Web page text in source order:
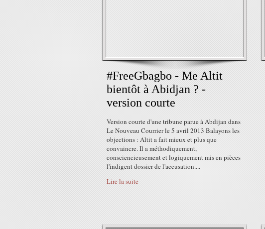
#FreeGbagbo - Me Altit
bientôt à Abidjan ? -
version courte
Version courte d'une tribune parue à Abdijan dans
Le Nouveau Courrier le 5 avril 2013 Balayons les
objections : Altit a fait mieux et plus que
convaincre. Il a méthodiquement,
consciencieusement et logiquement mis en pièces
l'indigent dossier de l'accusation....
Lire la suite